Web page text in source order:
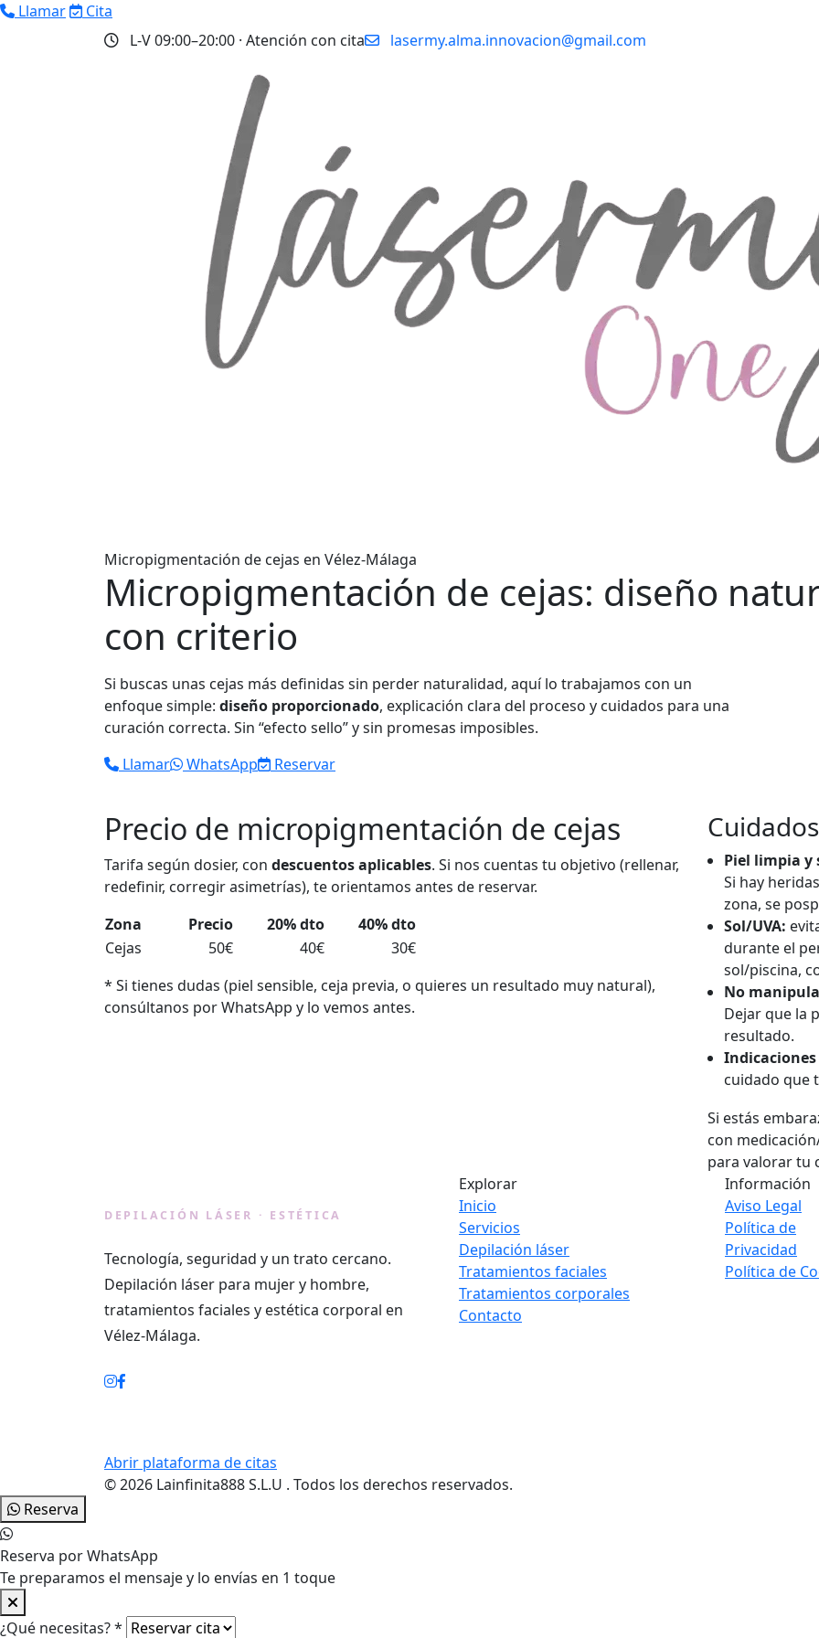
Llamar
Cita
L‑V 09:00–20:00 · Atención con cita
lasermy.alma.innovacion@gmail.com
Micropigmentación de cejas en Vélez‑Málaga
Micropigmentación de cejas: diseño
con criterio
Si buscas unas cejas más definidas sin perder naturalidad, aquí lo trabajamos con un
enfoque simple: diseño proporcionado, explicación clara del proceso y cuidados para una
curación correcta. Sin “efecto sello” y sin promesas imposibles.
Llamar
WhatsApp Reservar
Precio de micropigmentación de cejas
Tarifa según dosier, con descuentos aplicables. Si nos cuentas tu objetivo (rellenar,
redefinir, corregir asimetrías), te orientamos antes de reservar.
Zona
Precio 20% dto
40% dto
Cejas
50€ 40€
30€
* Si tienes dudas (piel sensible, ceja previa, o quieres un resultado muy natural),
consúltanos por WhatsApp y lo vemos antes.
Piel limpia y
Si hay
zona, se
Sol/UVA:
durante el
sol/piscina,
No
Dejar que la
resultado.
cuidado que
Si estás
con
para valorar tu
DEPILACIÓN LÁSER · ESTÉTICA
Tecnología, seguridad y un trato cercano.
Depilación láser para mujer y hombre,
tratamientos faciales y estética corporal en
Vélez‑Málaga.
Abrir plataforma de citas
Explorar
Inicio
Servicios
Depilación láser
Tratamientos faciales
Tratamientos corporales
Contacto
Información
Aviso Legal
Política de
Privacidad
Política de
© 2026 Lainfinita888 S.L.U . Todos los derechos reservados.
Reserva
Reserva por WhatsApp
Te preparamos el mensaje y lo envías en 1 toque
¿Qué necesitas?*